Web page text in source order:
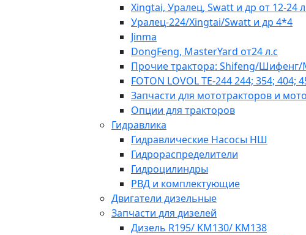
Xingtai, Уралец, Swatt и др от 12-24
Уралец-224/Xingtai/Swatt и др 4*4
Jinma
DongFeng, MasterYard от24 л.с
Прочие трактора: Shifeng/Шифенг/
FOTON LOVOL TE-244 244; 354; 404;
Запчасти для мототракторов и
Опции для тракторов
Гидравлика
Гидравлические Насосы НШ
Гидрораспределители
Гидроцилиндры
РВД и комплектующие
Двигатели дизельные
Запчасти для дизелей
Дизель R195/ KM130/ KM138